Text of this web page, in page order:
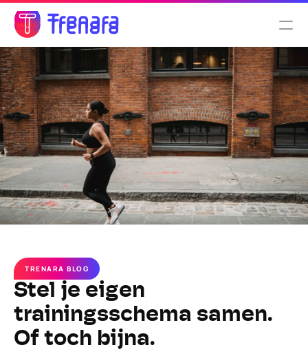
TRENARA BLOG
Stel je eigen
trainingsschema samen.
Of toch bijna.
Functionaliteiten
Over ons
Tarieven
Select Language
Nederlands